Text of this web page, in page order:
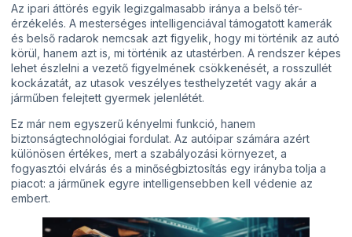
Az ipari áttörés egyik legizgalmasabb iránya a belső tér-
érzékelés. A mesterséges intelligenciával támogatott kamerák
és belső radarok nemcsak azt figyelik, hogy mi történik az autó
körül, hanem azt is, mi történik az utastérben. A rendszer képes
lehet észlelni a vezető figyelmének csökkenését, a rosszullét
kockázatát, az utasok veszélyes testhelyzetét vagy akár a
járműben felejtett gyermek jelenlétét.
Ez már nem egyszerű kényelmi funkció, hanem
biztonságtechnológiai fordulat. Az autóipar számára azért
különösen értékes, mert a szabályozási környezet, a
fogyasztói elvárás és a minőségbiztosítás egy irányba tolja a
piacot: a járműnek egyre intelligensebben kell védenie az
embert.